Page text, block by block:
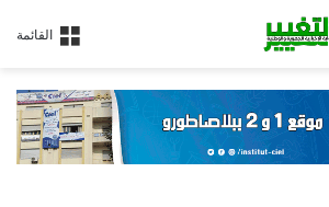
القائمة